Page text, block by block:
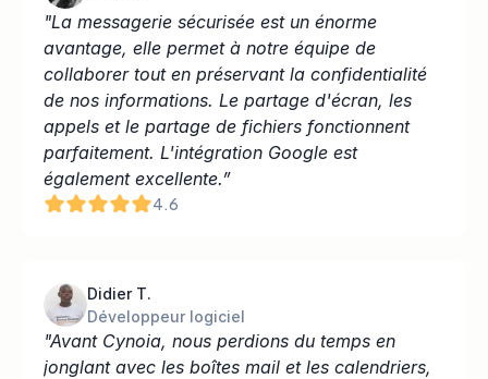
"La messagerie sécurisée est un énorme
avantage, elle permet à notre équipe de
collaborer tout en préservant la confidentialité
de nos informations. Le partage d'écran, les
appels et le partage de fichiers fonctionnent
parfaitement. L'intégration Google est
également excellente.”
4.6
Didier T.
Développeur logiciel
"Avant Cynoia, nous perdions du temps en
jonglant avec les boîtes mail et les calendriers,